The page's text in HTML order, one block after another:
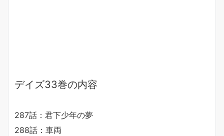
デイズ33巻の内容
287話：君下少年の夢
288話：車両